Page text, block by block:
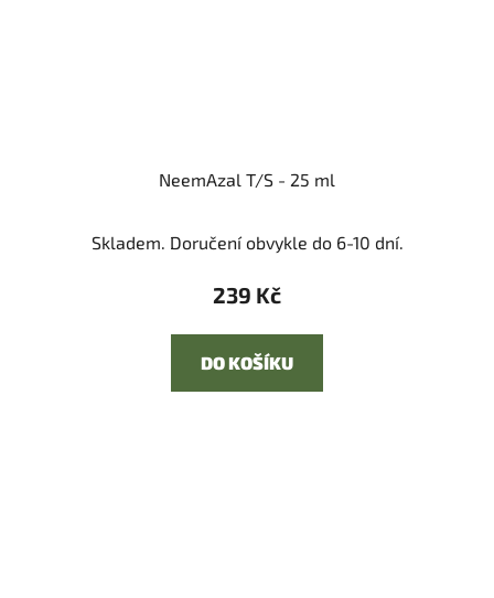
NeemAzal T/S - 25 ml
Skladem. Doručení obvykle do 6-10 dní.
239 Kč
DO KOŠÍKU